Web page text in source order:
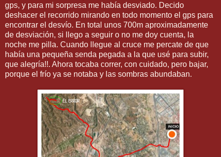
gps, y para mi sorpresa me había desviado. Decido
deshacer el recorrido mirando en todo momento el gps para
encontrar el desvío. En total unos 700m aproximadamente
de desviación, si llego a seguir o no me doy cuenta, la
noche me pilla. Cuando llegue al cruce me percate de que
había una pequeña senda pegada a la que usé para subir,
que alegría!!. Ahora tocaba correr, con cuidado, pero bajar,
porque el frío ya se notaba y las sombras abundaban.